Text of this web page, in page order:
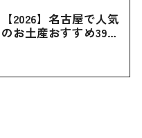
【2026】名古屋で人気
のお土産おすすめ39選
お土産・ばらまき用ま